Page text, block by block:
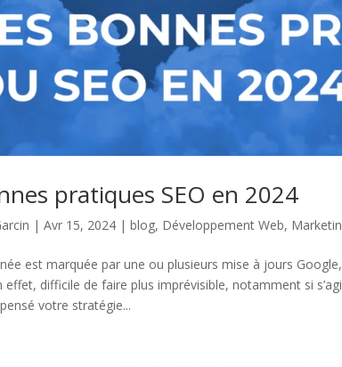
pratiques SEO en 2024
|Avr 15, 2024 |blog, Développement Web,
est marquée par une ou plusieurs mise à jours
effet, difficile de faire plus imprévisible, notamment si
votre stratégie...